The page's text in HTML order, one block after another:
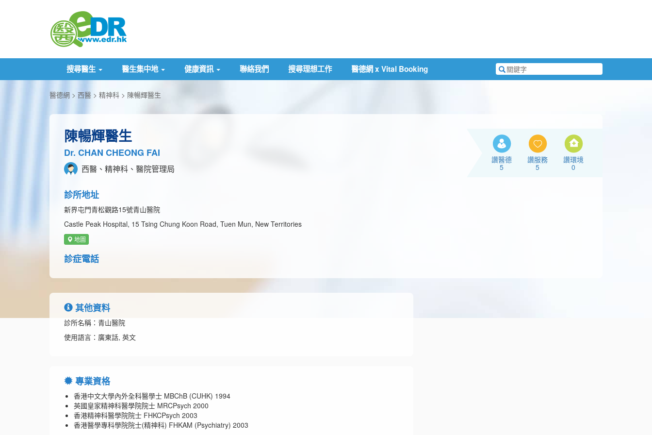
搜尋醫生 醫生集中地 健康資訊 聯絡我們 搜尋理想工作 醫德網 x Vital Booking
搜
尋
醫德網 西醫 精神科 陳暢輝醫生
陳暢輝醫生
Dr. CHAN CHEONG FAI
西醫、精神科、醫院管理局
診所地址
新界屯門青松觀路15號青山醫院
Castle Peak Hospital, 15 Tsing Chung Koon Road, Tuen Mun, New Territories
地圖
診症電話
讚醫德
5
讚服務
5
讚環境
0
其他資料
診所名稱：青山醫院
使用語言：廣東話, 英文
專業資格
香港中文大學內外全科醫學士 MBChB (CUHK) 1994
英國皇家精神科醫學院院士 MRCPsych 2000
香港精神科醫學院院士 FHKCPsych 2003
香港醫學專科學院院士(精神科) FHKAM (Psychiatry) 2003